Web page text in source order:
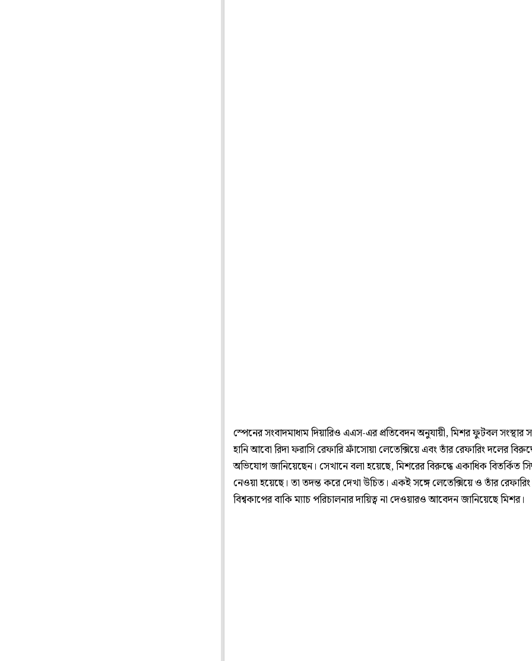
স্পেনের সংবাদমাধ্যম দিয়ারিও এএস-এর প্রতিবেদন অনুযায়ী, মিশর ফুটবল সংস্থার
হানি আবো রিদা ফরাসি রেফারি ফ্রাঁসোয়া লেতেক্সিয়ে এবং তাঁর রেফারিং দলের
অভিযোগ জানিয়েছেন। সেখানে বলা হয়েছে, মিশরের বিরুদ্ধে একাধিক বিতর্কিত
নেওয়া হয়েছে। তা তদন্ত করে দেখা উচিত। একই সঙ্গে লেতেক্সিয়ে ও তাঁর
বিশ্বকাপের বাকি ম্যাচ পরিচালনার দায়িত্ব না দেওয়ারও আবেদন জানিয়েছে মিশর।